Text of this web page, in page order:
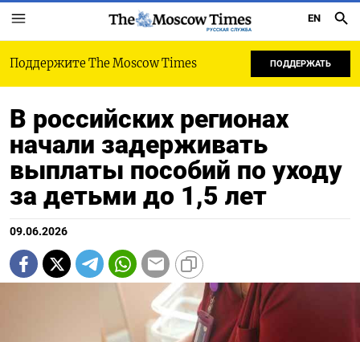
РУССКАЯ СЛУЖБА
EN
Поддержите The Moscow Times ПОДДЕРЖАТЬ
В российских регионах
начали задерживать
выплаты пособий по уходу
за детьми до 1,5 лет
09.06.2026